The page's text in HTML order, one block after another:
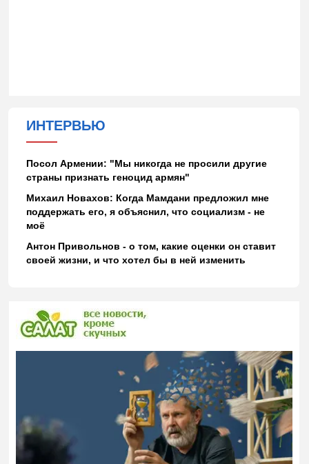
ИНТЕРВЬЮ
Посол Армении: "Мы никогда не просили другие
страны признать геноцид армян"
Михаил Новахов: Когда Мамдани предложил мне
поддержать его, я объяснил, что социализм - не
моё
Антон Привольнов - о том, какие оценки он ставит
своей жизни, и что хотел бы в ней изменить